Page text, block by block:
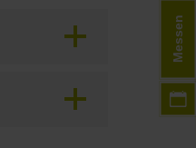
Messen